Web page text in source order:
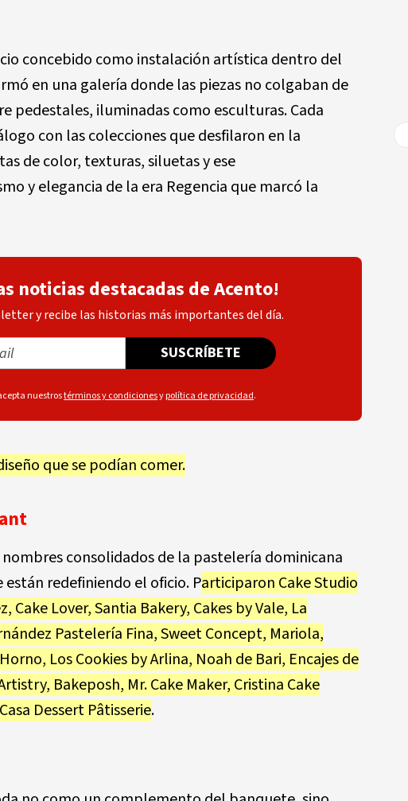
concebido como instalación artística dentro del
en una galería donde las piezas no colgaban de
pedestales, iluminadas como esculturas. Cada
con las colecciones que desfilaron en la
de color, texturas, siluetas y ese
y elegancia de la era Regencia que marcó la
noticias destacadas de Acento!
y recibe las historias más importantes del día.
SUSCRÍBETE
nuestrostérminos y condicionesypolítica de privacidad.
que se podían comer.
consolidados de la pastelería dominicana
redefiniendo el oficio. Participaron Cake Studio
Lover, Santia Bakery, Cakes by Vale, La
Pastelería Fina, Sweet Concept, Mariola,
Los Cookies by Arlina, Noah de Bari, Encajes de
Bakeposh, Mr. Cake Maker, Cristina Cake
Dessert Pâtisserie.